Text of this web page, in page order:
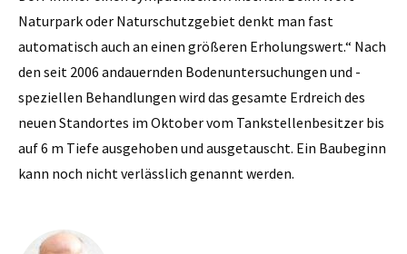
Naturpark oder Naturschutzgebiet denkt man fast
automatisch auch an einen größeren Erholungswert.“ Nach
den seit 2006 andauernden Bodenuntersuchungen und ­
speziellen Behandlungen wird das gesamte Erdreich des
neuen Standortes im Oktober vom Tankstellenbesitzer bis
auf 6 m Tiefe ausgehoben und ausgetauscht. Ein Baubeginn
kann noch nicht verlässlich genannt werden.